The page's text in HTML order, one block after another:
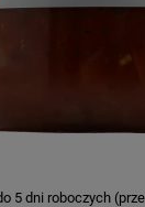
5 dni roboczych